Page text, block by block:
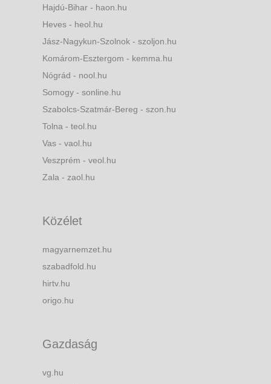
Hajdú-Bihar - haon.hu
Heves - heol.hu
Jász-Nagykun-Szolnok - szoljon.hu
Komárom-Esztergom - kemma.hu
Nógrád - nool.hu
Somogy - sonline.hu
Szabolcs-Szatmár-Bereg - szon.hu
Tolna - teol.hu
Vas - vaol.hu
Veszprém - veol.hu
Zala - zaol.hu
Közélet
magyarnemzet.hu
szabadfold.hu
hirtv.hu
origo.hu
Gazdaság
vg.hu